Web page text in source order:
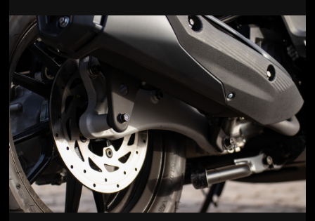
Jön még kép!